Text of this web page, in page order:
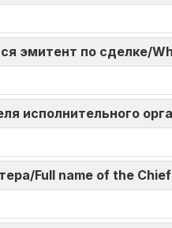
эмитент по сделке/
исполнительного
Full name of the